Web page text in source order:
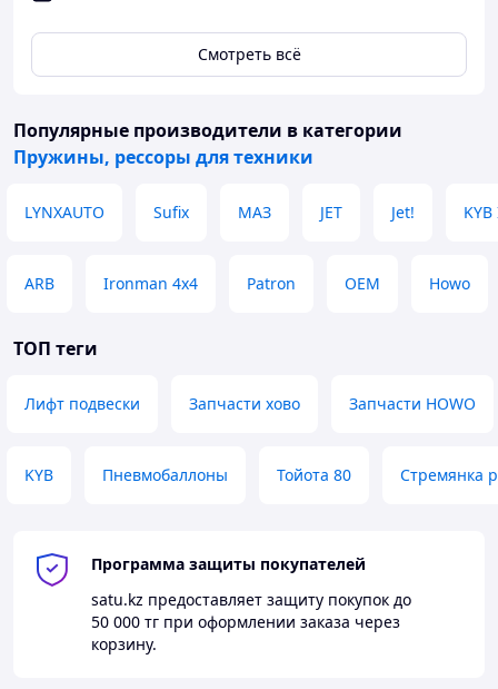
Смотреть всё
Популярные производители в категории
Пружины, рессоры для техники
LYNXAUTO Sufix МАЗ JET Jet!
ARB Ironman 4x4 Patron OEM Howo
ТОП теги
Лифт подвески Запчасти хово Запчасти HOWO
KYB Пневмобаллоны Тойота 80 Стремянка
Программа защиты покупателей
satu.kz предоставляет защиту покупок до
50 000 тг при оформлении заказа через
корзину.